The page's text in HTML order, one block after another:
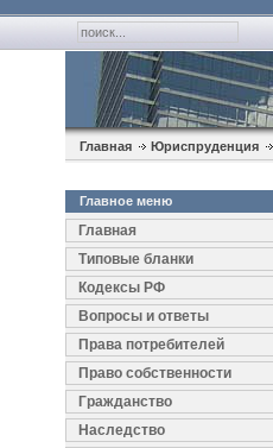
Главная Юриспруденция
Главное меню
Главная
Типовые бланки
Кодексы РФ
Вопросы и ответы
Права потребителей
Право собственности
Гражданство
Наследство